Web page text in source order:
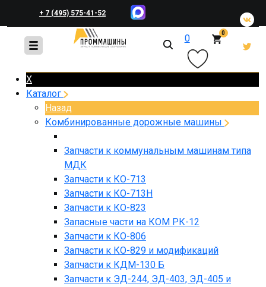
+ 7 (495) 575-41-52
+ 7 (495) 648-45-83 0 0
X
Каталог
Назад
Комбинированные дорожные машины
Запчасти к коммунальным машинам типа
МДК
Запчасти к КО-713
Запчасти к КО-713Н
Запчасти к КО-823
Запасные части на КОМ РК-12
Запчасти к КО-806
Запчасти к КО-829 и модификаций
Запчасти к КДМ-130 Б
Запчасти к ЭД-244, ЭД-403, ЭД-405 и